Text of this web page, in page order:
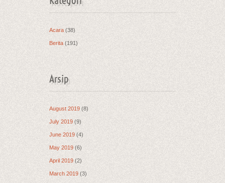
Acara (38)
Berita (191)
Arsip
August 2019 (8)
July 2019 (9)
June 2019 (4)
May 2019 (6)
April 2019 (2)
March 2019 (3)